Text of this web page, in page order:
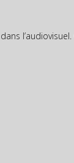
l’audiovisuel.